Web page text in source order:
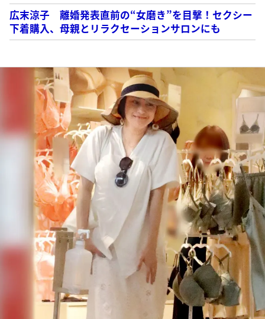
広末涼子 離婚発表直前の“女磨き”を目撃！セクシー
下着購入、母親とリラクセーションサロンにも